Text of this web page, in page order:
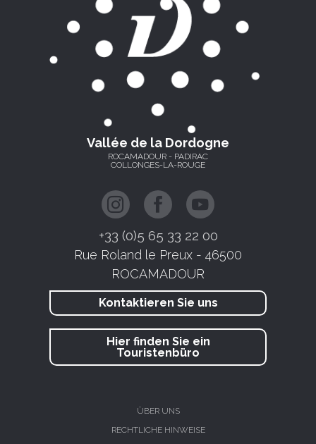
Vallée de la Dordogne
ROCAMADOUR - PADIRAC
COLLONGES-LA-ROUGE
+33 (0)5 65 33 22 00
Rue Roland le Preux - 46500
ROCAMADOUR
Kontaktieren Sie uns
Hier finden Sie ein
Touristenbüro
ÜBER UNS
RECHTLICHE HINWEISE